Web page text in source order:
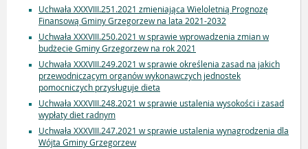
Uchwała XXXVIII.251.2021 zmieniająca Wieloletnią Prognozę
Finansową Gminy Grzegorzew na lata 2021-2032
Uchwała XXXVIII.250.2021 w sprawie wprowadzenia zmian w
budżecie Gminy Grzegorzew na rok 2021
Uchwała XXXVIII.249.2021 w sprawie określenia zasad na jakich
przewodniczącym organów wykonawczych jednostek
pomocniczych przysługuje dieta
Uchwała XXXVIII.248.2021 w sprawie ustalenia wysokości i zasad
wypłaty diet radnym
Uchwała XXXVIII.247.2021 w sprawie ustalenia wynagrodzenia dla
Wójta Gminy Grzegorzew